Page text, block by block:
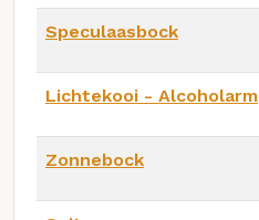
Speculaasbock
Lichtekooi - Alcoholarm
Zonnebock